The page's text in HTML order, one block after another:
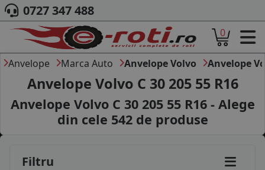
ACASA
DESPRE NOI
ANVELOPE
AUTO
CAMION
MOTO
0727 347 488
0
Anvelope Marca Auto Anvelope Volvo Anvelope
Anvelope Volvo C 30 205 55 R16
Anvelope Volvo C 30 205 55 R16 - Alege
din cele 542de produse
Filtru